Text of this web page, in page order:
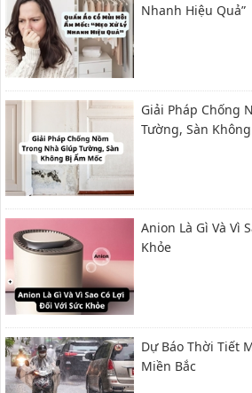
Nhanh Hiệu Quả”
Giải Pháp Chống
Tường, Sàn
Anion Là Gì Và Vì
Khỏe
Dự Báo Thời Tiết
Miền Bắc